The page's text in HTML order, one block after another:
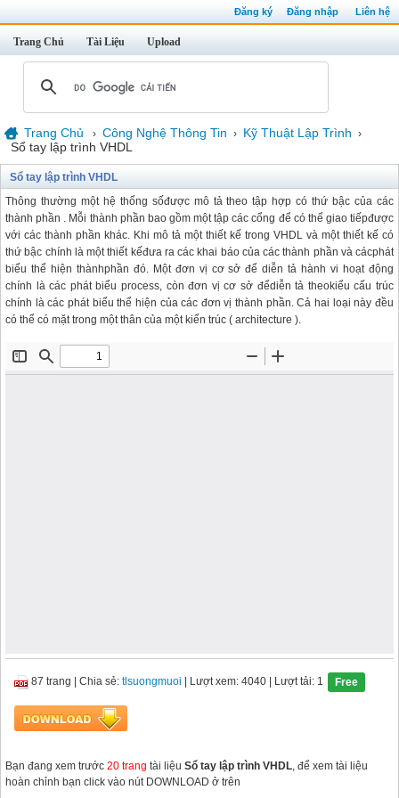
Đăng ký Đăng nhập Liên hệ
Trang Chủ Tài Liệu Upload
Trang Chủ › Công Nghệ Thông Tin › Kỹ Thuật Lập Trình ›
Sổ tay lập trình VHDL
Sổ tay lập trình VHDL
Thông thường một hệ thống sốđược mô tả theo tập hợp có thứ bậc của các
thành phần . Mỗi thành phần bao gồm một tập các cổng để có thể giao tiếpđược
với các thành phần khác. Khi mô tả một thiết kế trong VHDL và một thiết kế có
thứ bậc chính là một thiết kếđưa ra các khai báo của các thành phần và cácphát
biểu thể hiện thànhphần đó. Một đơn vị cơ sở để diễn tả hành vi hoạt động
chính là các phát biểu process, còn đơn vị cơ sở đểdiễn tả theokiểu cấu trúc
chính là các phát biểu thể hiện của các đơn vị thành phần. Cả hai loại này đều
có thể có mặt trong một thân của một kiến trúc ( architecture ).
87 trang Chia sẻ: tlsuongmuoi | Lượt xem: 4040 | Lượt tải: 1 Free
Bạn đang xem trước 20 trang tài liệu Sổ tay lập trình VHDL, để xem tài liệu
hoàn chỉnh bạn click vào nút DOWNLOAD ở trên